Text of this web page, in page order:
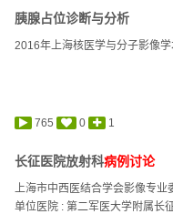
胰腺占位诊断与分析
2016年上海核医学与分子影像
765 0 1
长征医院放射科病例讨论
上海市中西医结合学会影像专业
单位医院 : 第二军医大学附属长